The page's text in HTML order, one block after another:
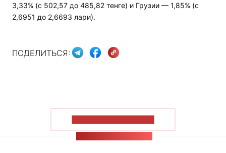
3,33% (с 502,57 до 485,82 тенге) и Грузии — 1,85% (с
2,6951 до 2,6693 лари).
ПОДЕЛИТЬСЯ: